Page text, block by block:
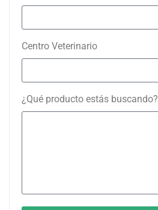
Centro Veterinario
¿Qué producto estás buscando?